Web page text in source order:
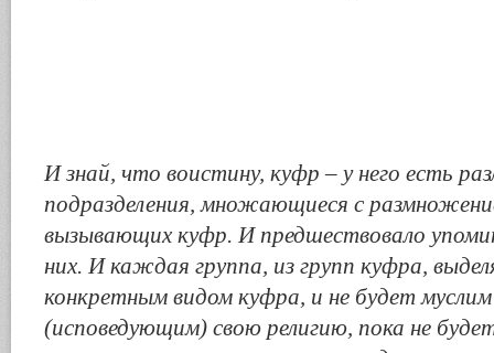
И знай, что воистину, куфр – у него есть
подразделения, множающиеся с
вызывающих куфр. И предшествовало
них. И каждая группа, из групп куфра,
конкретным видом куфра, и не будет
(исповедующим) свою религию, пока не